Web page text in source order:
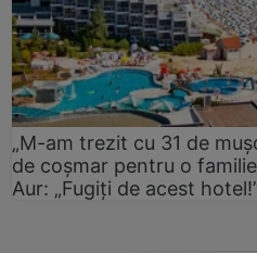
„M-am trezit cu 31 de
de coșmar pentru o
Aur: „Fugiți de acest